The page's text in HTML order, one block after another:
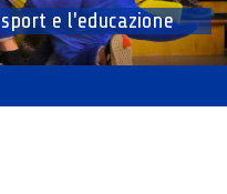
e l'educazione